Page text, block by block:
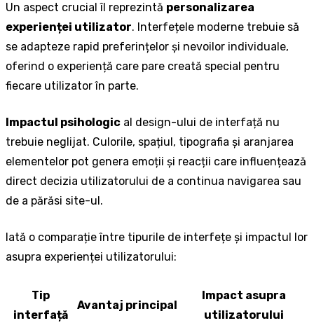
Un aspect crucial îl reprezintă personalizarea
experienței utilizator. Interfețele moderne trebuie să
se adapteze rapid preferințelor și nevoilor individuale,
oferind o experiență care pare creată special pentru
fiecare utilizator în parte.
Impactul psihologic al design-ului de interfață nu
trebuie neglijat. Culorile, spațiul, tipografia și aranjarea
elementelor pot genera emoții și reacții care influențează
direct decizia utilizatorului de a continua navigarea sau
de a părăsi site-ul.
Iată o comparație între tipurile de interfețe și impactul lor
asupra experienței utilizatorului:
Tip
interfață
Avantaj principal
Impact asupra
utilizatorului